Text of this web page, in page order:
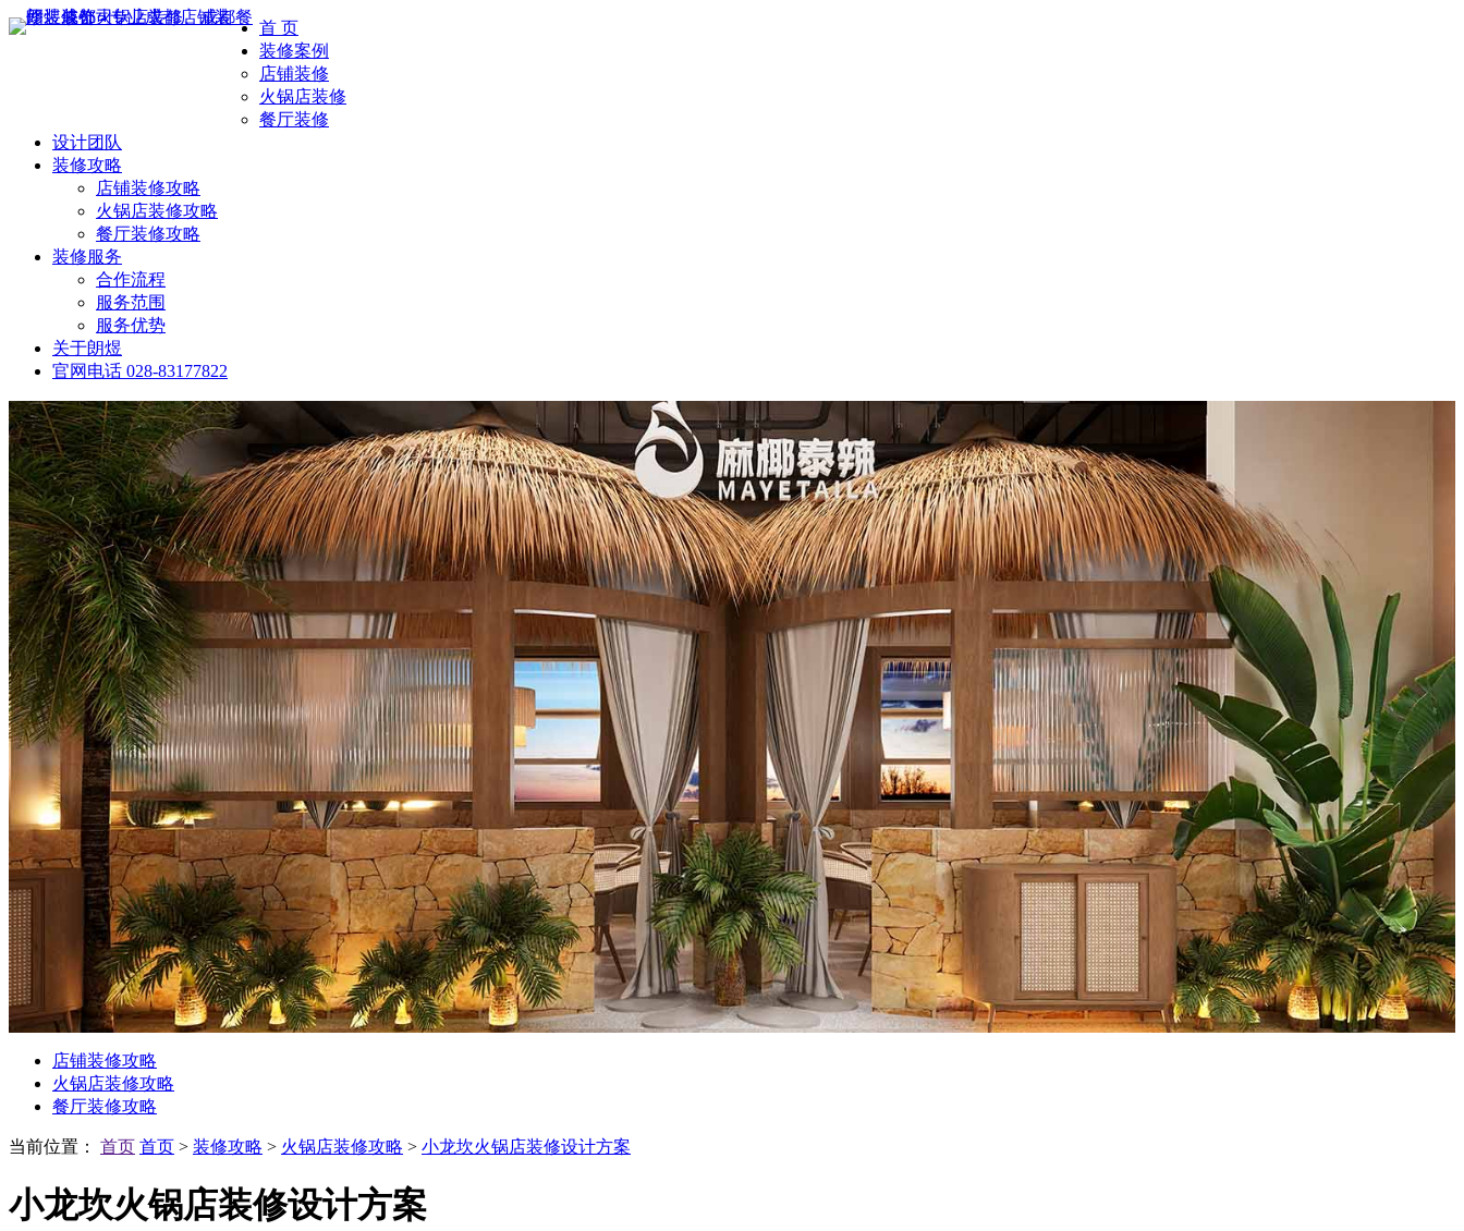
首 页
装修案例
店铺装修
火锅店装修
餐厅装修
设计团队
装修攻略
店铺装修攻略
火锅店装修攻略
餐厅装修攻略
装修服务
合作流程
服务范围
服务优势
关于朗煜
官网电话 028-83177822
店铺装修攻略
火锅店装修攻略
餐厅装修攻略
当前位置： 首页 首页 > 装修攻略 > 火锅店装修攻略 > 小龙坎火锅店装修设计方案
小龙坎火锅店装修设计方案